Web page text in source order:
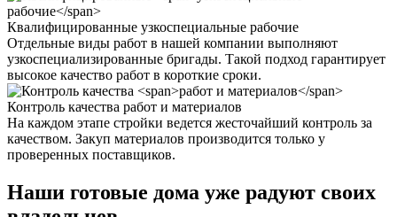
Квалифицированные узкоспециальные рабочие
Отдельные виды работ в нашей компании выполняют
узкоспециализированные бригады. Такой подход гарантирует
высокое качество работ в короткие сроки.
Контроль качества работ и материалов
На каждом этапе стройки ведется жесточайший контроль за
качеством. Закуп материалов производится только у
проверенных поставщиков.
Наши готовые дома уже радуют своих